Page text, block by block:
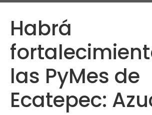
Habrá
las PyMes de
Ecatepec: